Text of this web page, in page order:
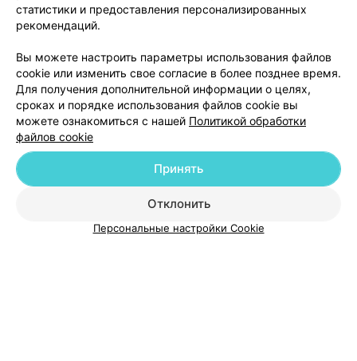
Добавить специалиста
Медицинский маркетинг
Публичный договор
Пользовательское соглашение
Способы оплаты
статистики и предоставления персонализированных
рекомендаций.
Вы можете настроить параметры использования файлов
cookie или изменить свое согласие в более позднее время.
Для получения дополнительной информации о целях,
сроках и порядке использования файлов cookie вы
можете ознакомиться с нашей Политикой обработки
файлов cookie
Отклонить
Принять
Персональные настройки Cookie